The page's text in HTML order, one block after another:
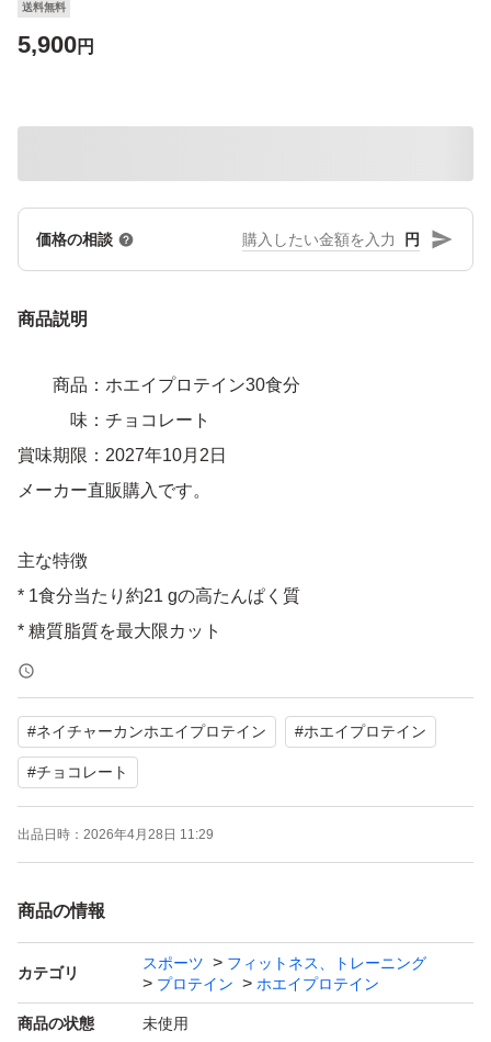
送料無料
5,900円
価格の相談 円
商品説明
商品：ホエイプロテイン30食分
味：チョコレート
賞味期限：2027年10月2日
メーカー直販購入です。
主な特徴
* 1食分当たり約21 gの高たんぱく質
* 糖質脂質を最大限カット
* トレーニングをされる方や理想の体を目指す方に
* 30食分パック
重金属の含有ゼロ
※ 分析試験証明書はメーカーホームページにあります。
参考にされてください。
ホエイプロテインは他の種類のプロテインより消化吸収速
度が早く、筋肉を構成するBCAAが豊富なのが嬉しい特徴
です。また、クリアホエイプロテインよりお求めやすい価
格なのも魅力。1食分当たり約21gのたんぱく質が含まれ
#ネイチャーカンホエイプロテイン #ホエイプロテイン
#チョコレート
出品日時： 2026年4月28日 11:29
商品の情報
カテゴリ
スポーツ
フィットネス、トレーニング
プロテイン
ホエイプロテイン
商品の状態 未使用